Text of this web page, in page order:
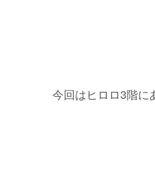
今回はヒロロ3階に